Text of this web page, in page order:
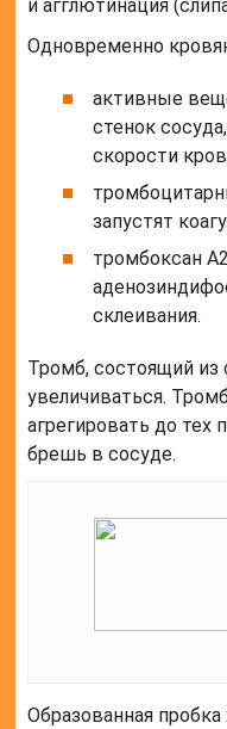
и агглютинация
Одновременно
активные
стенок
скорости
запустят
тромбоксан
склеивания.
Тромб, состоящий из
увеличиваться.
агрегировать до тех
брешь в сосуде.
Образованная